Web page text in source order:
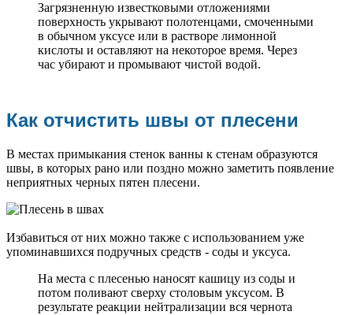
Загрязненную известковыми отложениями
поверхность укрывают полотенцами, смоченными
в обычном уксусе или в растворе лимонной
кислоты и оставляют на некоторое время. Через
час убирают и промывают чистой водой.
Как отчистить швы от плесени
В местах примыкания стенок ванны к стенам образуются
швы, в которых рано или поздно можно заметить появление
неприятных черных пятен плесени.
Избавиться от них можно также с использованием уже
упоминавшихся подручных средств - соды и уксуса.
На места с плесенью наносят кашицу из соды и
потом поливают сверху столовым уксусом. В
результате реакции нейтрализации вся чернота